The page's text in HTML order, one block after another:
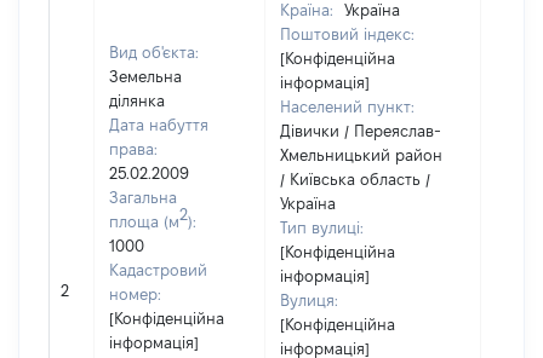
2
Вид об'єкта:
Земельна
ділянка
Дата набуття
права:
25.02.2009
Загальна
площа (м2):
1000
Кадастровий
номер:
[Конфіденційна
інформація]
Країна:
Україна
Поштовий індекс:
[Конфіденційна
інформація]
Населений пункт:
Дівички / Переяслав-
Хмельницький район
/ Київська область /
Україна
Тип вулиці:
[Конфіденційна
інформація]
Вулиця:
[Конфіденційна
інформація]